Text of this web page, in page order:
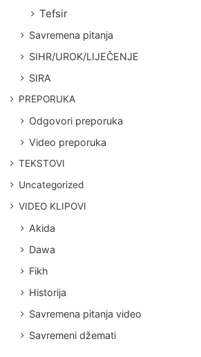
Tefsir
Savremena pitanja
SIHR/UROK/LIJEČENJE
SIRA
PREPORUKA
Odgovori preporuka
Video preporuka
TEKSTOVI
Uncategorized
VIDEO KLIPOVI
Akida
Dawa
Fikh
Historija
Savremena pitanja video
Savremeni džemati